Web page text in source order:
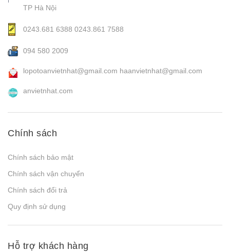
TP Hà Nội
0243.681 6388 0243.861 7588
094 580 2009
lopotoanvietnhat@gmail.com haanvietnhat@gmail.com
anvietnhat.com
Chính sách
Chính sách bảo mật
Chính sách vận chuyển
Chính sách đổi trả
Quy định sử dụng
Hỗ trợ khách hàng